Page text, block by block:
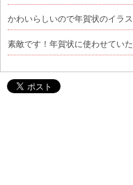
かわいらしいので年賀状のイラ
素敵です！年賀状に使わせていた